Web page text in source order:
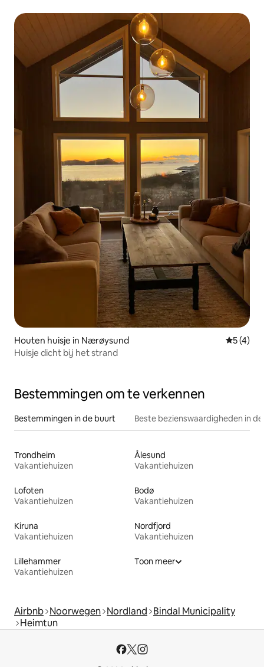
Houten huisje in Nærøysund
5 (4)
Huisje dicht bij het strand
Bestemmingen om te verkennen
Bestemmingen in de buurt Beste bezienswaardigheden in
Trondheim
Vakantiehuizen
Ålesund
Vakantiehuizen
Lofoten
Vakantiehuizen
Bodø
Vakantiehuizen
Kiruna
Vakantiehuizen
Nordfjord
Vakantiehuizen
Lillehammer
Vakantiehuizen
Toon meer
Airbnb Noorwegen Nordland Bindal Municipality
Heimtun